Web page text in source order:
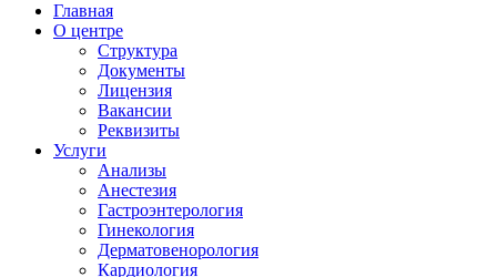
Главная
О центре
Структура
Документы
Лицензия
Вакансии
Реквизиты
Услуги
Анализы
Анестезия
Гастроэнтерология
Гинекология
Дерматовенорология
Кардиология